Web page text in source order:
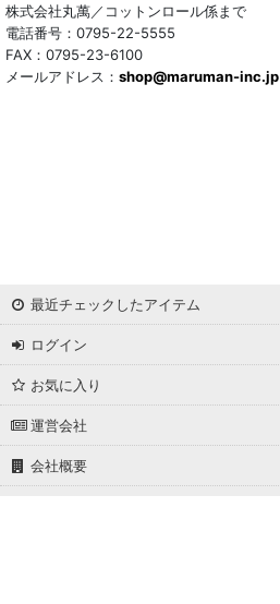
株式会社丸萬／コットンロール係まで
電話番号：0795-22-5555
FAX：0795-23-6100
メールアドレス： shop@maruman-inc.jp
最近チェックしたアイテム
ログイン
お気に入り
運営会社
会社概要